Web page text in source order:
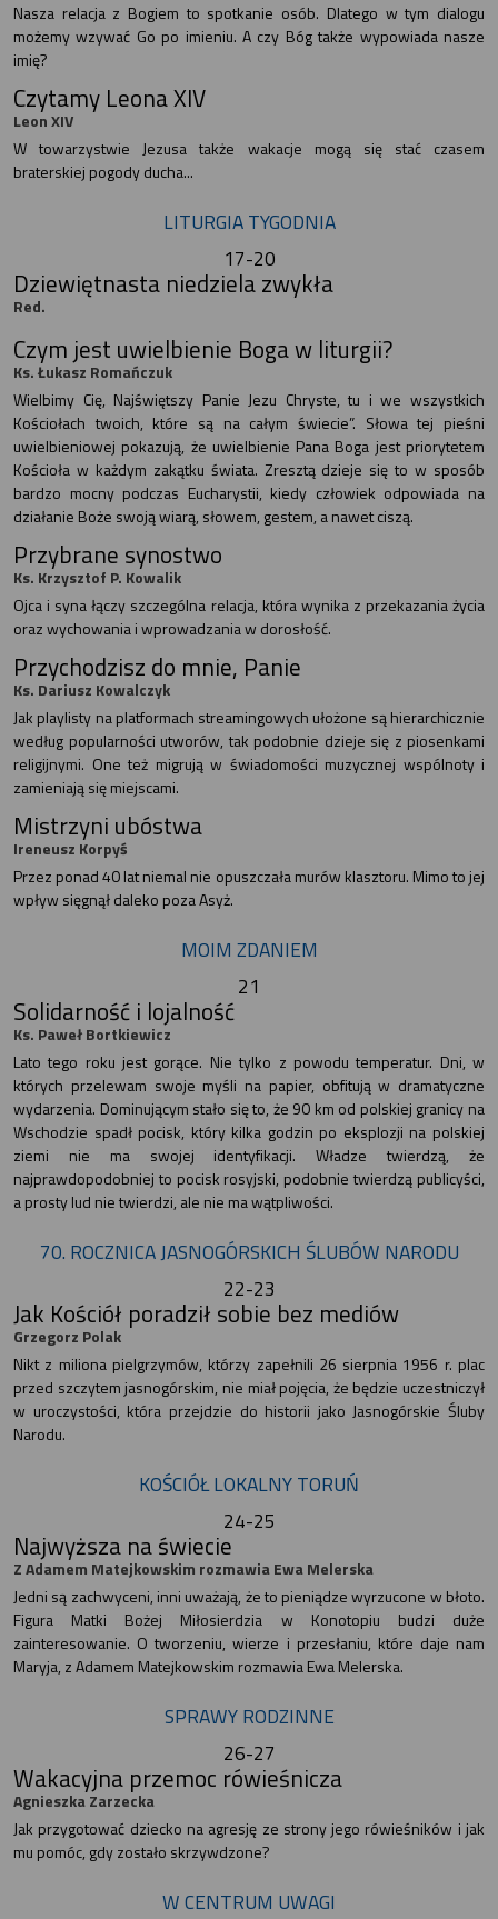
Nasza relacja z Bogiem to spotkanie osób. Dlatego w tym dialogu
możemy wzywać Go po imieniu. A czy Bóg także wypowiada nasze
imię?
Czytamy Leona XIV
Leon XIV
W towarzystwie Jezusa także wakacje mogą się stać czasem
braterskiej pogody ducha...
LITURGIA TYGODNIA
17-20
Dziewiętnasta niedziela zwykła
Red.
Czym jest uwielbienie Boga w liturgii?
Ks. Łukasz Romańczuk
Wielbimy Cię, Najświętszy Panie Jezu Chryste, tu i we wszystkich
Kościołach twoich, które są na całym świecie”. Słowa tej pieśni
uwielbieniowej pokazują, że uwielbienie Pana Boga jest priorytetem
Kościoła w każdym zakątku świata. Zresztą dzieje się to w sposób
bardzo mocny podczas Eucharystii, kiedy człowiek odpowiada na
działanie Boże swoją wiarą, słowem, gestem, a nawet ciszą.
Przybrane synostwo
Ks. Krzysztof P. Kowalik
Ojca i syna łączy szczególna relacja, która wynika z przekazania życia
oraz wychowania i wprowadzania w dorosłość.
Przychodzisz do mnie, Panie
Ks. Dariusz Kowalczyk
Jak playlisty na platformach streamingowych ułożone są hierarchicznie
według popularności utworów, tak podobnie dzieje się z piosenkami
religijnymi. One też migrują w świadomości muzycznej wspólnoty i
zamieniają się miejscami.
Mistrzyni ubóstwa
Ireneusz Korpyś
Przez ponad 40 lat niemal nie opuszczała murów klasztoru. Mimo to jej
wpływ sięgnął daleko poza Asyż.
MOIM ZDANIEM
21
Solidarność i lojalność
Ks. Paweł Bortkiewicz
Lato tego roku jest gorące. Nie tylko z powodu temperatur. Dni, w
których przelewam swoje myśli na papier, obfitują w dramatyczne
wydarzenia. Dominującym stało się to, że 90 km od polskiej granicy na
Wschodzie spadł pocisk, który kilka godzin po eksplozji na polskiej
ziemi nie ma swojej identyfikacji. Władze twierdzą, że
najprawdopodobniej to pocisk rosyjski, podobnie twierdzą publicyści,
a prosty lud nie twierdzi, ale nie ma wątpliwości.
70. ROCZNICA JASNOGÓRSKICH ŚLUBÓW NARODU
22-23
Jak Kościół poradził sobie bez mediów
Grzegorz Polak
Nikt z miliona pielgrzymów, którzy zapełnili 26 sierpnia 1956 r. plac
przed szczytem jasnogórskim, nie miał pojęcia, że będzie uczestniczył
w uroczystości, która przejdzie do historii jako Jasnogórskie Śluby
Narodu.
KOŚCIÓŁ LOKALNY TORUŃ
24-25
Najwyższa na świecie
Z Adamem Matejkowskim rozmawia Ewa Melerska
Jedni są zachwyceni, inni uważają, że to pieniądze wyrzucone w błoto.
Figura Matki Bożej Miłosierdzia w Konotopiu budzi duże
zainteresowanie. O tworzeniu, wierze i przesłaniu, które daje nam
Maryja, z Adamem Matejkowskim rozmawia Ewa Melerska.
SPRAWY RODZINNE
26-27
Wakacyjna przemoc rówieśnicza
Agnieszka Zarzecka
Jak przygotować dziecko na agresję ze strony jego rówieśników i jak
mu pomóc, gdy zostało skrzywdzone?
W CENTRUM UWAGI